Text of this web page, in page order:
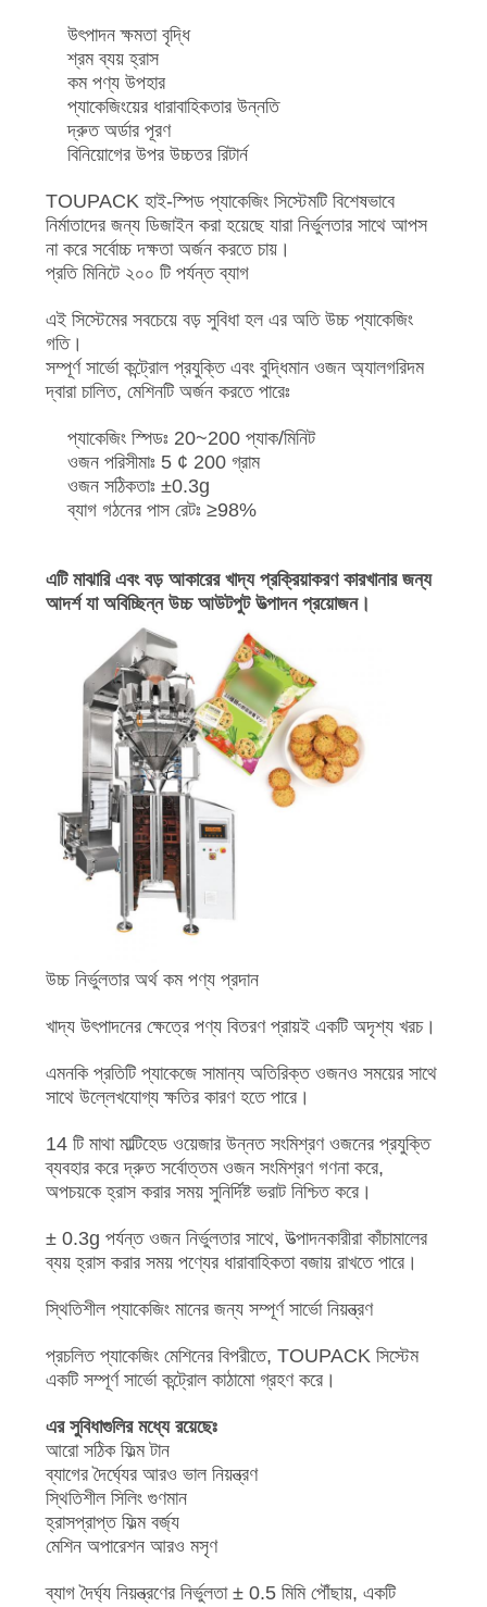
উৎপাদন ক্ষমতা বৃদ্ধি
শ্রম ব্যয় হ্রাস
কম পণ্য উপহার
প্যাকেজিংয়ের ধারাবাহিকতার উন্নতি
দ্রুত অর্ডার পূরণ
বিনিয়োগের উপর উচ্চতর রিটার্ন
TOUPACK হাই-স্পিড প্যাকেজিং সিস্টেমটি বিশেষভাবে
নির্মাতাদের জন্য ডিজাইন করা হয়েছে যারা নির্ভুলতার সাথে আপস
না করে সর্বোচ্চ দক্ষতা অর্জন করতে চায়।
প্রতি মিনিটে ২০০ টি পর্যন্ত ব্যাগ
এই সিস্টেমের সবচেয়ে বড় সুবিধা হল এর অতি উচ্চ প্যাকেজিং
গতি।
সম্পূর্ণ সার্ভো কন্ট্রোল প্রযুক্তি এবং বুদ্ধিমান ওজন অ্যালগরিদম
দ্বারা চালিত, মেশিনটি অর্জন করতে পারেঃ
প্যাকেজিং স্পিডঃ 20~200 প্যাক/মিনিট
ওজন পরিসীমাঃ 5 ¢ 200 গ্রাম
ওজন সঠিকতাঃ ±0.3g
ব্যাগ গঠনের পাস রেটঃ ≥98%
এটি মাঝারি এবং বড় আকারের খাদ্য প্রক্রিয়াকরণ কারখানার জন্য
আদর্শ যা অবিচ্ছিন্ন উচ্চ আউটপুট উত্পাদন প্রয়োজন।
উচ্চ নির্ভুলতার অর্থ কম পণ্য প্রদান
খাদ্য উৎপাদনের ক্ষেত্রে পণ্য বিতরণ প্রায়ই একটি অদৃশ্য খরচ।
এমনকি প্রতিটি প্যাকেজে সামান্য অতিরিক্ত ওজনও সময়ের সাথে
সাথে উল্লেখযোগ্য ক্ষতির কারণ হতে পারে।
14 টি মাথা মাল্টিহেড ওয়েজার উন্নত সংমিশ্রণ ওজনের প্রযুক্তি
ব্যবহার করে দ্রুত সর্বোত্তম ওজন সংমিশ্রণ গণনা করে,
অপচয়কে হ্রাস করার সময় সুনির্দিষ্ট ভরাট নিশ্চিত করে।
± 0.3g পর্যন্ত ওজন নির্ভুলতার সাথে, উত্পাদনকারীরা কাঁচামালের
ব্যয় হ্রাস করার সময় পণ্যের ধারাবাহিকতা বজায় রাখতে পারে।
স্থিতিশীল প্যাকেজিং মানের জন্য সম্পূর্ণ সার্ভো নিয়ন্ত্রণ
প্রচলিত প্যাকেজিং মেশিনের বিপরীতে, TOUPACK সিস্টেম
একটি সম্পূর্ণ সার্ভো কন্ট্রোল কাঠামো গ্রহণ করে।
এর সুবিধাগুলির মধ্যে রয়েছেঃ
আরো সঠিক ফিল্ম টান
ব্যাগের দৈর্ঘ্যের আরও ভাল নিয়ন্ত্রণ
স্থিতিশীল সিলিং গুণমান
হ্রাসপ্রাপ্ত ফিল্ম বর্জ্য
মেশিন অপারেশন আরও মসৃণ
ব্যাগ দৈর্ঘ্য নিয়ন্ত্রণের নির্ভুলতা ± 0.5 মিমি পৌঁছায়, একটি